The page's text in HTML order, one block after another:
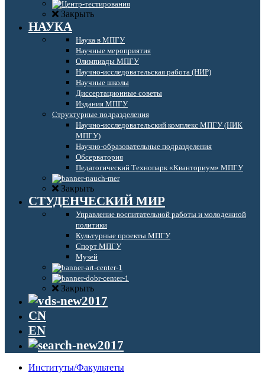
Закрыть
НАУКА
Наука в МПГУ
Научные мероприятия
Олимпиады МПГУ
Научно-исследовательская работа (НИР)
Научные школы
Диссертационные советы
Издания МПГУ
Структурные подразделения
Научно-исследовательский комплекс МПГУ (НИК
МПГУ)
Научно-образовательные подразделения
Обсерватория
Педагогический Технопарк «Кванториум» МПГУ
Закрыть
СТУДЕНЧЕСКИЙ МИР
Управление воспитательной работы и молодежной
политики
Культурные проекты МПГУ
Спорт МПГУ
Музей
Закрыть
CN
EN
Институты/Факультеты